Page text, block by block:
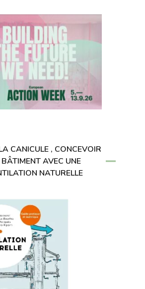
CANICULE , CONCEVOIR
BÂTIMENT AVEC UNE
NATURELLE